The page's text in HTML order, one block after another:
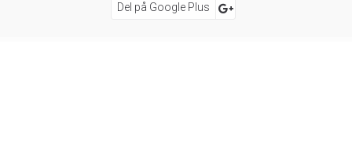
Del på Google Plus